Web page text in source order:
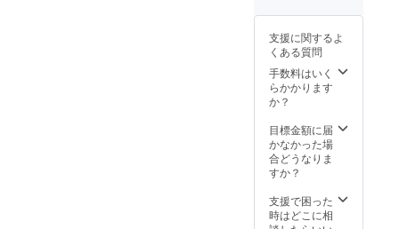
間」へ
支援者
様のお
名前の
立て札
を設置
円/150,
000円)
ゴ・バ
ナー不
可） ・
企業名
や団体
名、
でもOK
です ・
設置希
合は
「な
各自負
担にな
りま
す。 ・
昼食代
込み。
ガイド
付き
（ガイ
＜立て
札設置
け致し
ます。
※産地：
沖縄県
南城市
※野菜の
でお届
けする
期間が
がござ
います
事項＞
目的で
のご利
用はで
きませ
ん ・室
煙と
なって
おりま
す ※ス
ジュー
ル、内
支援に関するよ
くある質問
手数料はいく
らかかります
か？
目標金額に届
かなかった場
合どうなりま
すか？
支援で困った
時はどこに相